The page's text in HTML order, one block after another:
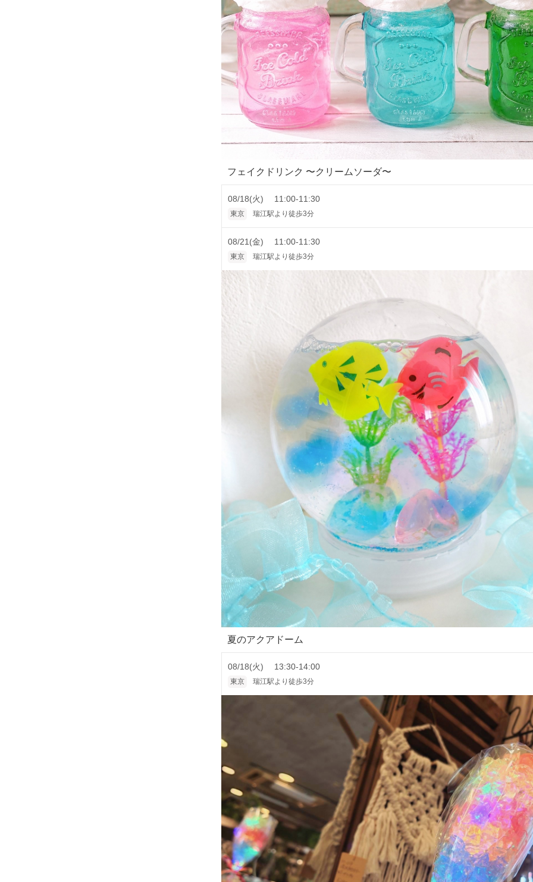
フェイクドリンク 〜クリームソーダ〜
08/18(火) 11:00-11:30
東京 瑞江駅より徒歩3分
08/21(金) 11:00-11:30
東京 瑞江駅より徒歩3分
夏のアクアドーム
08/18(火) 13:30-14:00
東京 瑞江駅より徒歩3分